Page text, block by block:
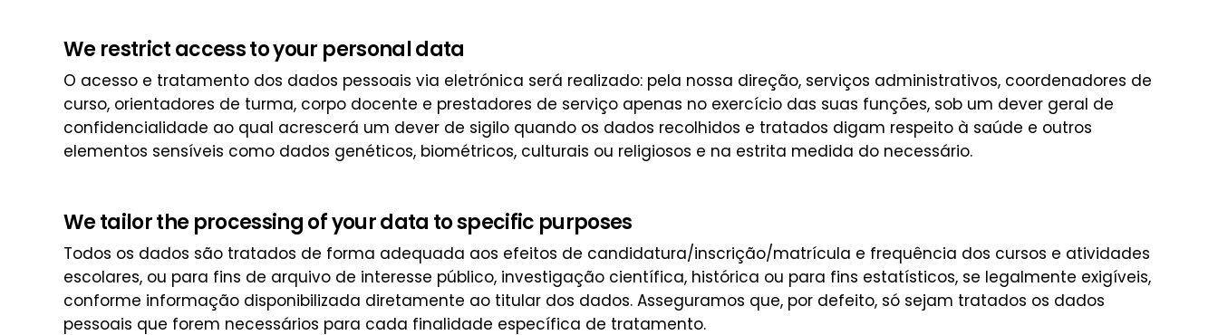
We restrict access to your personal data
O acesso e tratamento dos dados pessoais via eletrónica será realizado: pela nossa direção, serviços administrativos, coordenadores de
curso, orientadores de turma, corpo docente e prestadores de serviço apenas no exercício das suas funções, sob um dever geral de
confidencialidade ao qual acrescerá um dever de sigilo quando os dados recolhidos e tratados digam respeito à saúde e outros
elementos sensíveis como dados genéticos, biométricos, culturais ou religiosos e na estrita medida do necessário.
We tailor the processing of your data to specific purposes
Todos os dados são tratados de forma adequada aos efeitos de candidatura/inscrição/matrícula e frequência dos cursos e atividades
escolares, ou para fins de arquivo de interesse público, investigação científica, histórica ou para fins estatísticos, se legalmente exigíveis,
conforme informação disponibilizada diretamente ao titular dos dados. Asseguramos que, por defeito, só sejam tratados os dados
pessoais que forem necessários para cada finalidade específica de tratamento.